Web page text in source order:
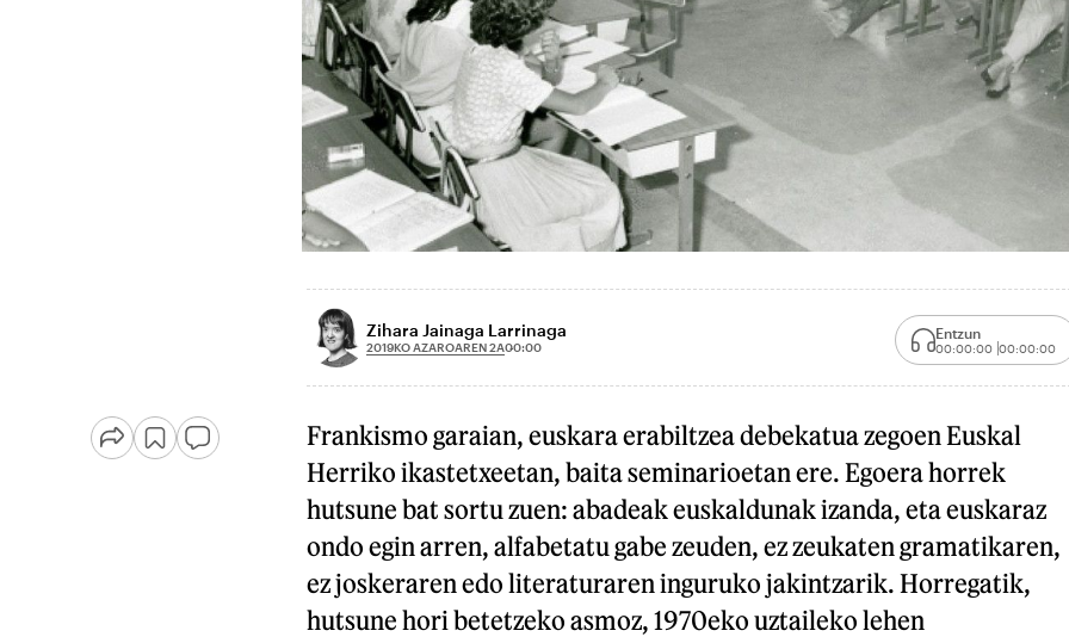
Zihara Jainaga Larrinaga
2019KO AZAROAREN 2A00:00
Entzun
00:00:00 00:00:00
Frankismo garaian, euskara erabiltzea debekatua zegoen Euskal
Herriko ikastetxeetan, baita seminarioetan ere. Egoera horrek
hutsune bat sortu zuen: abadeak euskaldunak izanda, eta euskaraz
ondo egin arren, alfabetatu gabe zeuden, ez zeukaten gramatikaren,
ez joskeraren edo literaturaren inguruko jakintzarik. Horregatik,
hutsune hori betetzeko asmoz, 1970eko uztaileko lehen